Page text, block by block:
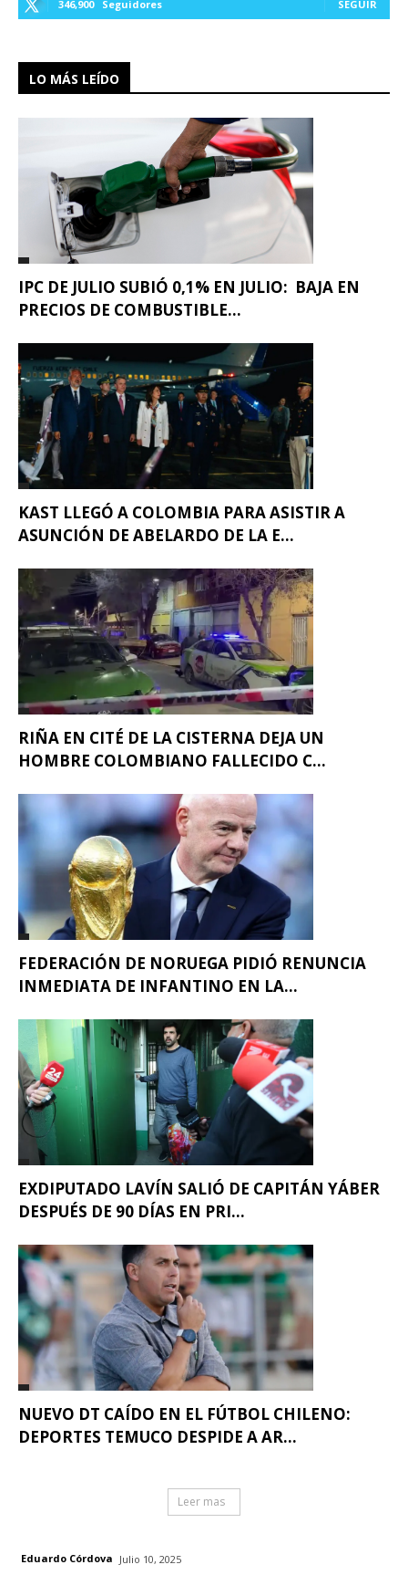
346,900 Seguidores SEGUIR
LO MÁS LEÍDO
IPC DE JULIO SUBIÓ 0,1% EN JULIO: BAJA EN
PRECIOS DE COMBUSTIBLE...
KAST LLEGÓ A COLOMBIA PARA ASISTIR A
ASUNCIÓN DE ABELARDO DE LA E...
RIÑA EN CITÉ DE LA CISTERNA DEJA UN
HOMBRE COLOMBIANO FALLECIDO C...
FEDERACIÓN DE NORUEGA PIDIÓ RENUNCIA
INMEDIATA DE INFANTINO EN LA...
EXDIPUTADO LAVÍN SALIÓ DE CAPITÁN YÁBER
DESPUÉS DE 90 DÍAS EN PRI...
NUEVO DT CAÍDO EN EL FÚTBOL CHILENO:
DEPORTES TEMUCO DESPIDE A AR...
Leer mas
Eduardo Córdova Julio 10, 2025